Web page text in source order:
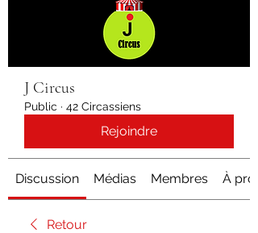
J Circus
Public · 42 Circassiens
Rejoindre
Discussion Médias Membres À
Retour